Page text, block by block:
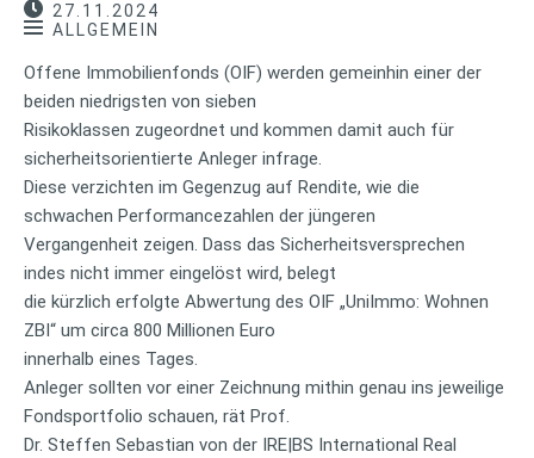
27.11.2024
ALLGEMEIN
Offene Immobilienfonds (OIF) werden gemeinhin einer der
beiden niedrigsten von sieben
Risikoklassen zugeordnet und kommen damit auch für
sicherheitsorientierte Anleger infrage.
Diese verzichten im Gegenzug auf Rendite, wie die
schwachen Performancezahlen der jüngeren
Vergangenheit zeigen. Dass das Sicherheitsversprechen
indes nicht immer eingelöst wird, belegt
die kürzlich erfolgte Abwertung des OIF „UniImmo: Wohnen
ZBI“ um circa 800 Millionen Euro
innerhalb eines Tages.
Anleger sollten vor einer Zeichnung mithin genau ins jeweilige
Fondsportfolio schauen, rät Prof.
Dr. Steffen Sebastian von der IRE|BS International Real